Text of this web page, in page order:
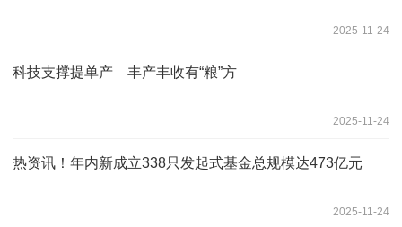
2025-11-24
科技支撑提单产 丰产丰收有“粮”方
2025-11-24
热资讯！年内新成立338只发起式基金总规模达473亿元
2025-11-24